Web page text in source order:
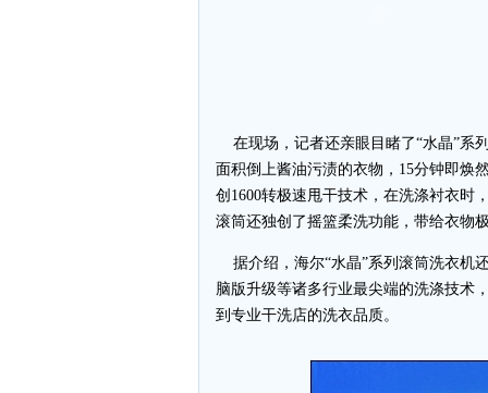
在现场，记者还亲眼目睹了“水晶”系
面积倒上酱油污渍的衣物，15分钟即焕
创1600转极速甩干技术，在洗涤衬衣时
滚筒还独创了摇篮柔洗功能，带给衣物
据介绍，海尔“水晶”系列滚筒洗衣机
脑版升级等诸多行业最尖端的洗涤技术
到专业干洗店的洗衣品质。